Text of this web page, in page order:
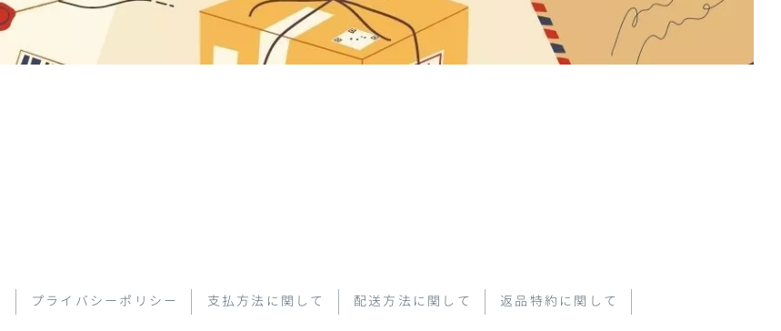
プライバシーポリシー 支払方法に関して 配送方法に関して 返品特約に関して